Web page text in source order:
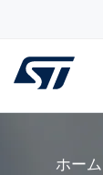
ホーム